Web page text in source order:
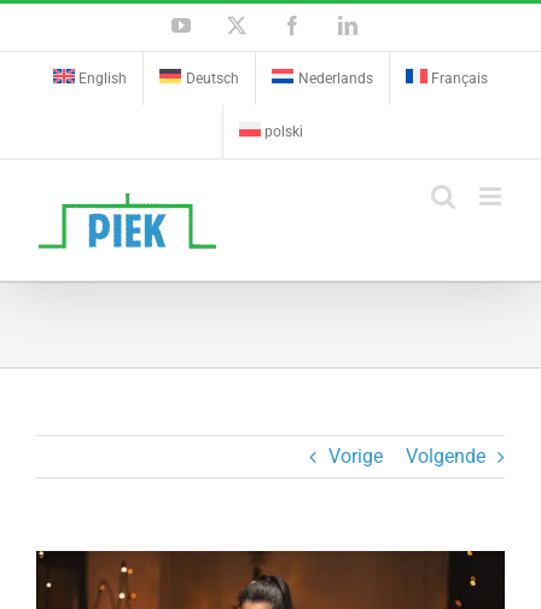
inhoud
YouTube FacebookLinkedIn
English Deutsch Nederlands Français
polski
Vorige Volgende
Bekijk
grotere